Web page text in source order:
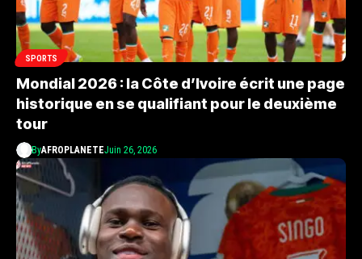
SPORTS
Mondial 2026 : la Côte d’Ivoire écrit une page
historique en se qualifiant pour le deuxième
tour
ByAFROPLANETEJuin 26, 2026